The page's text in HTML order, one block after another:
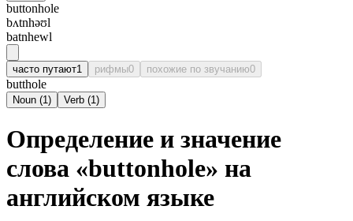
buttonhole
bʌtnhəʊl
batnhewl
часто путают1 рифмы0 похожие по звучанию0
butthole
Noun (1) Verb (1)
Определение и значение
слова «buttonhole» на
английском языке